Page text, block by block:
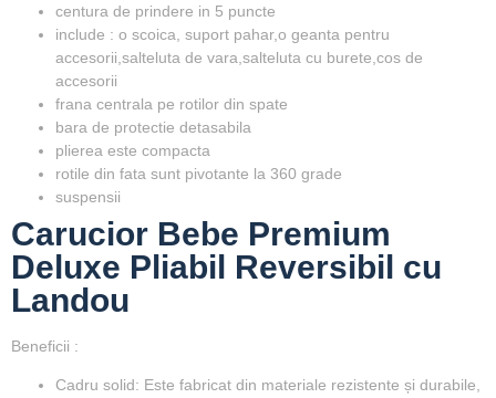
centura de prindere in 5 puncte
include : o scoica, suport pahar,o geanta pentru
accesorii,salteluta de vara,salteluta cu burete,cos de
accesorii
frana centrala pe rotilor din spate
bara de protectie detasabila
plierea este compacta
rotile din fata sunt pivotante la 360 grade
suspensii
Carucior Bebe Premium
Deluxe Pliabil Reversibil cu
Landou
Beneficii :
Cadru solid: Este fabricat din materiale rezistente și durabile,